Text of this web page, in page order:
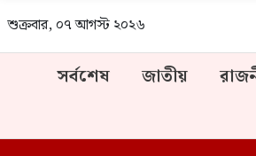
শুক্রবার, ০৭ আগস্ট ২০২৬
সর্বশেষ জাতীয়